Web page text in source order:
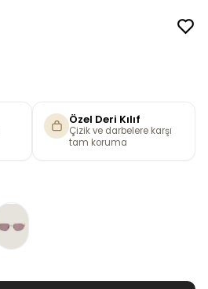
Özel Deri Kılıf
Çizik ve darbelere karşı
tam koruma